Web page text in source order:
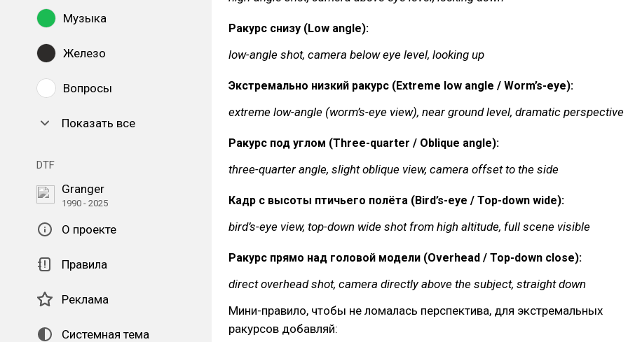
Музыка
Железо
Вопросы
Показать все
DTF
Granger
1990 - 2025
О проекте
Правила
Реклама
Системная тема
Ракурс снизу (Low angle):
low-angle shot, camera below eye level, looking up
Экстремально низкий ракурс (Extreme low angle / Worm’s-eye):
extreme low-angle (worm’s-eye view), near ground level, dramatic perspective
Ракурс под углом (Three-quarter / Oblique angle):
three-quarter angle, slight oblique view, camera offset to the side
Кадр с высоты птичьего полёта (Bird’s-eye / Top-down wide):
bird’s-eye view, top-down wide shot from high altitude, full scene visible
Ракурс прямо над головой модели (Overhead / Top-down close):
direct overhead shot, camera directly above the subject, straight down
Мини-правило, чтобы не ломалась перспектива, для экстремальных
ракурсов добавляй: